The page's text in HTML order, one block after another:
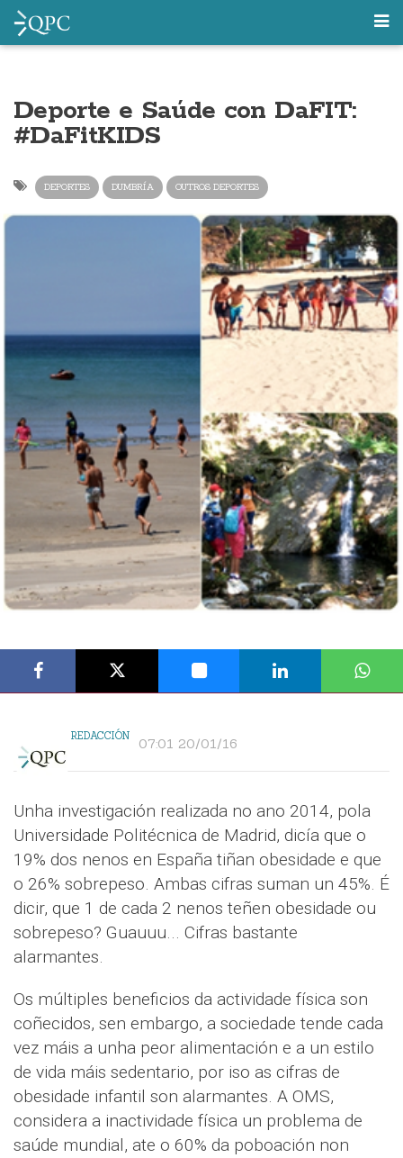
Deporte e Saúde con DaFIT:
#DaFitKIDS
DEPORTES DUMBRÍA OUTROS DEPORTES
REDACCIÓN 07:01 20/01/16
Unha investigación realizada no ano 2014, pola
Universidade Politécnica de Madrid, dicía que o
19% dos nenos en España tiñan obesidade e que
o 26% sobrepeso. Ambas cifras suman un 45%. É
dicir, que 1 de cada 2 nenos teñen obesidade ou
sobrepeso? Guauuu... Cifras bastante
alarmantes.
Os múltiples beneficios da actividade física son
coñecidos, sen embargo, a sociedade tende cada
vez máis a unha peor alimentación e a un estilo
de vida máis sedentario, por iso as cifras de
obesidade infantil son alarmantes. A OMS,
considera a inactividade física un problema de
saúde mundial, ate o 60% da poboación non